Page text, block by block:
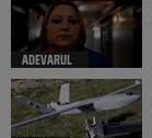
ADEVARUL